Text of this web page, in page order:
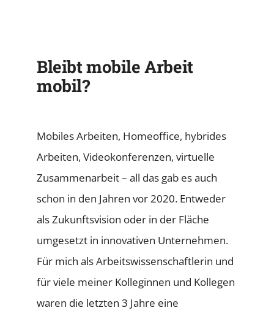
Bleibt mobile Arbeit
mobil?
Mobiles Arbeiten, Homeoffice, hybrides
Arbeiten, Videokonferenzen, virtuelle
Zusammenarbeit – all das gab es auch
schon in den Jahren vor 2020. Entweder
als Zukunftsvision oder in der Fläche
umgesetzt in innovativen Unternehmen.
Für mich als Arbeitswissenschaftlerin und
für viele meiner Kolleginnen und Kollegen
waren die letzten 3 Jahre eine